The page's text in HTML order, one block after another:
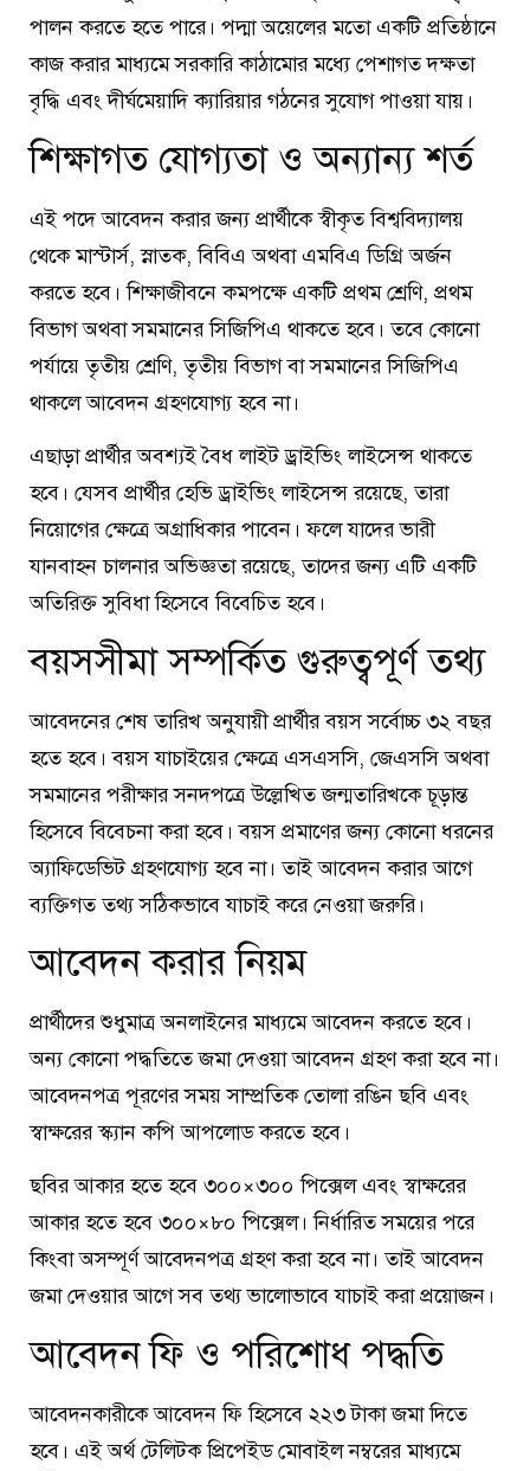
পালন করতে হতে পারে। পদ্মা অয়েলের মতো একটি প্রতিষ্ঠানে
কাজ করার মাধ্যমে সরকারি কাঠামোর মধ্যে পেশাগত দক্ষতা
বৃদ্ধি এবং দীর্ঘমেয়াদি ক্যারিয়ার গঠনের সুযোগ পাওয়া যায়।
শিক্ষাগত যোগ্যতা ও অন্যান্য শর্ত
এই পদে আবেদন করার জন্য প্রার্থীকে স্বীকৃত বিশ্ববিদ্যালয়
থেকে মাস্টার্স, স্নাতক, বিবিএ অথবা এমবিএ ডিগ্রি অর্জন
করতে হবে। শিক্ষাজীবনে কমপক্ষে একটি প্রথম শ্রেণি, প্রথম
বিভাগ অথবা সমমানের সিজিপিএ থাকতে হবে। তবে কোনো
পর্যায়ে তৃতীয় শ্রেণি, তৃতীয় বিভাগ বা সমমানের সিজিপিএ
থাকলে আবেদন গ্রহণযোগ্য হবে না।
এছাড়া প্রার্থীর অবশ্যই বৈধ লাইট ড্রাইভিং লাইসেন্স থাকতে
হবে। যেসব প্রার্থীর হেভি ড্রাইভিং লাইসেন্স রয়েছে, তারা
নিয়োগের ক্ষেত্রে অগ্রাধিকার পাবেন। ফলে যাদের ভারী
যানবাহন চালনার অভিজ্ঞতা রয়েছে, তাদের জন্য এটি একটি
অতিরিক্ত সুবিধা হিসেবে বিবেচিত হবে।
বয়সসীমা সম্পর্কিত গুরুত্বপূর্ণ তথ্য
আবেদনের শেষ তারিখ অনুযায়ী প্রার্থীর বয়স সর্বোচ্চ ৩২ বছর
হতে হবে। বয়স যাচাইয়ের ক্ষেত্রে এসএসসি, জেএসসি অথবা
সমমানের পরীক্ষার সনদপত্রে উল্লেখিত জন্মতারিখকে চূড়ান্ত
হিসেবে বিবেচনা করা হবে। বয়স প্রমাণের জন্য কোনো ধরনের
অ্যাফিডেভিট গ্রহণযোগ্য হবে না। তাই আবেদন করার আগে
ব্যক্তিগত তথ্য সঠিকভাবে যাচাই করে নেওয়া জরুরি।
আবেদন করার নিয়ম
প্রার্থীদের শুধুমাত্র অনলাইনের মাধ্যমে আবেদন করতে হবে।
অন্য কোনো পদ্ধতিতে জমা দেওয়া আবেদন গ্রহণ করা হবে না।
আবেদনপত্র পূরণের সময় সাম্প্রতিক তোলা রঙিন ছবি এবং
স্বাক্ষরের স্ক্যান কপি আপলোড করতে হবে।
ছবির আকার হতে হবে ৩০০×৩০০ পিক্সেল এবং স্বাক্ষরের
আকার হতে হবে ৩০০×৮০ পিক্সেল। নির্ধারিত সময়ের পরে
কিংবা অসম্পূর্ণ আবেদনপত্র গ্রহণ করা হবে না। তাই আবেদন
জমা দেওয়ার আগে সব তথ্য ভালোভাবে যাচাই করা প্রয়োজন।
আবেদন ফি ও পরিশোধ পদ্ধতি
আবেদনকারীকে আবেদন ফি হিসেবে ২২৩ টাকা জমা দিতে
হবে। এই অর্থ টেলিটক প্রিপেইড মোবাইল নম্বরের মাধ্যমে